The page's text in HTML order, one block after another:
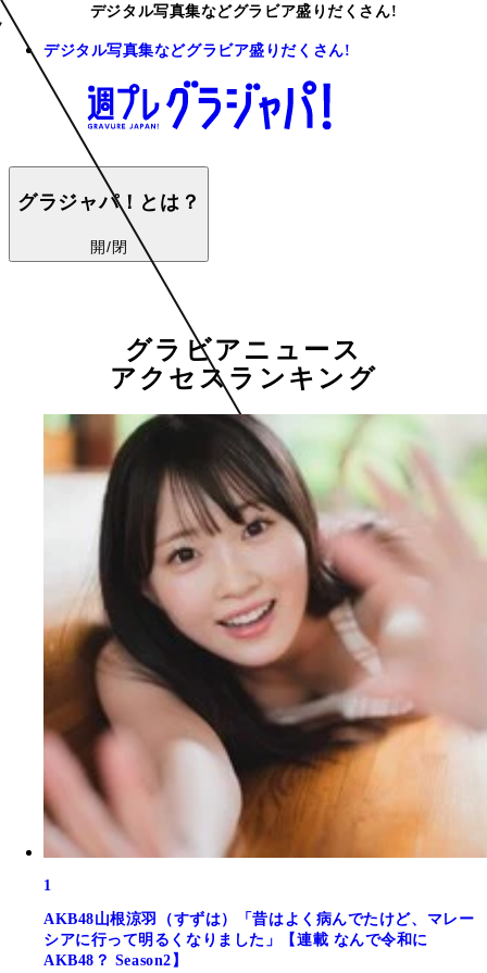
デジタル写真集などグラビア盛りだくさん!
デジタル写真集などグラビア盛りだくさん!
グラジャパ！とは？
開/閉
グラビアニュース
アクセスランキング
1
AKB48山根涼羽（すずは）「昔はよく病んでたけど、マレー
シアに行って明るくなりました」【連載 なんで令和に
AKB48？ Season2】